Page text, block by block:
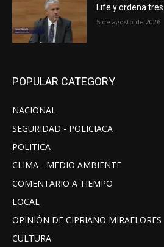
Life y ordena
5 de agosto de 2026
POPULAR CATEGORY
NACIONAL
SEGURIDAD - POLICIACA
POLITICA
CLIMA - MEDIO AMBIENTE
COMENTARIO A TIEMPO
LOCAL
OPINIÓN DE CIPRIANO MIRAFLORES
CULTURA